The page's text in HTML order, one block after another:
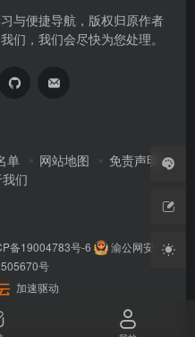
与便捷导航，版权归原作者
们，我们会尽快为您处理。
单 网站地图
免责声明
们
备19004783号-6
渝公网安
号
加速驱动